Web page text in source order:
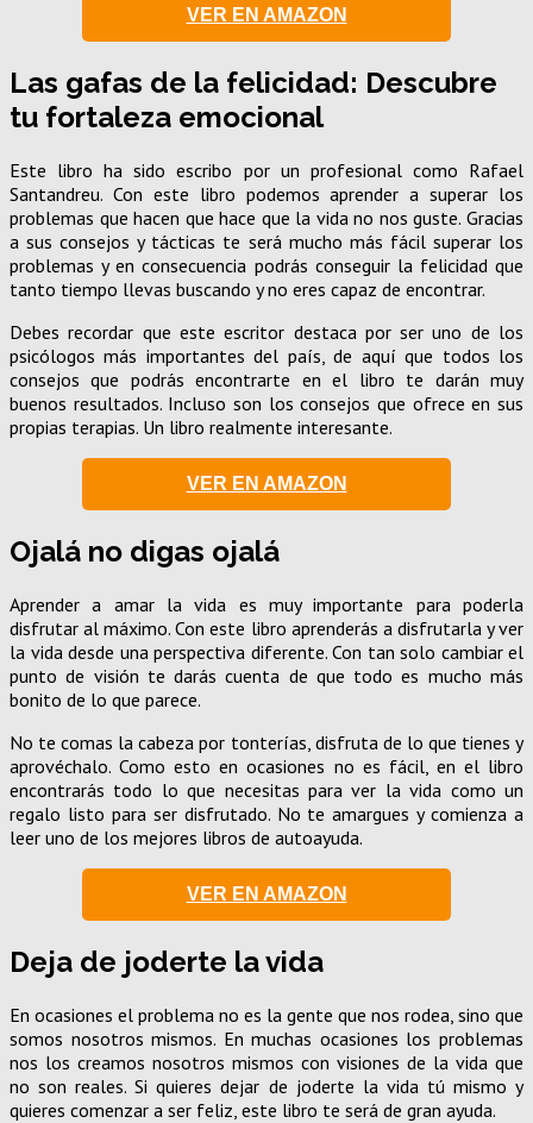
VER EN AMAZON
Las gafas de la felicidad: Descubre
tu fortaleza emocional
Este libro ha sido escribo por un profesional como Rafael
Santandreu. Con este libro podemos aprender a superar los
problemas que hacen que hace que la vida no nos guste. Gracias
a sus consejos y tácticas te será mucho más fácil superar los
problemas y en consecuencia podrás conseguir la felicidad que
tanto tiempo llevas buscando y no eres capaz de encontrar.
Debes recordar que este escritor destaca por ser uno de los
psicólogos más importantes del país, de aquí que todos los
consejos que podrás encontrarte en el libro te darán muy
buenos resultados. Incluso son los consejos que ofrece en sus
propias terapias. Un libro realmente interesante.
VER EN AMAZON
Ojalá no digas ojalá
Aprender a amar la vida es muy importante para poderla
disfrutar al máximo. Con este libro aprenderás a disfrutarla y ver
la vida desde una perspectiva diferente. Con tan solo cambiar el
punto de visión te darás cuenta de que todo es mucho más
bonito de lo que parece.
No te comas la cabeza por tonterías, disfruta de lo que tienes y
aprovéchalo. Como esto en ocasiones no es fácil, en el libro
encontrarás todo lo que necesitas para ver la vida como un
regalo listo para ser disfrutado. No te amargues y comienza a
leer uno de los mejores libros de autoayuda.
VER EN AMAZON
Deja de joderte la vida
En ocasiones el problema no es la gente que nos rodea, sino que
somos nosotros mismos. En muchas ocasiones los problemas
nos los creamos nosotros mismos con visiones de la vida que
no son reales. Si quieres dejar de joderte la vida tú mismo y
quieres comenzar a ser feliz, este libro te será de gran ayuda.